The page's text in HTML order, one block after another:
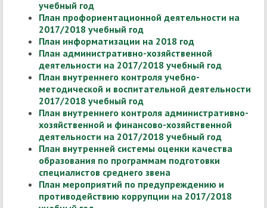
учебный год
План профориентационной деятельности на
2017/2018 учебный год
План информатизации на 2018 год
План административно-хозяйственной
деятельности на 2017/2018 учебный год
План внутреннего контроля учебно-
методической и воспитательной деятельности
2017/2018 учебный год
План внутреннего контроля административно-
хозяйственной и финансово-хозяйственной
деятельности на 2017/2018 учебный год
План внутренней системы оценки качества
образования по программам подготовки
специалистов среднего звена
План мероприятий по предупреждению и
противодействию коррупции на 2017/2018